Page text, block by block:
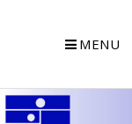
MENU